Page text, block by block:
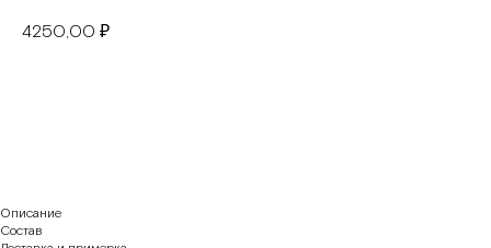
4250,00 ₽
Описание
Состав